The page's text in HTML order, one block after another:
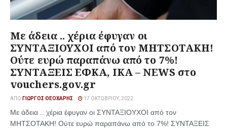
Με άδεια .. χέρια έφυγαν οι
ΣΥΝΤΑΞΙΟΥΧΟΙ από τον ΜΗΤΣΟΤΑΚΗ!
Ούτε ευρώ παραπάνω από το 7%!
ΣΥΝΤΑΞΕΙΣ ΕΦΚΑ, ΙΚΑ – NEWS στο
vouchers.gov.gr
ΑΠΌ ΓΙΏΡΓΟΣ ΘΕΟΧΆΡΗΣ 17 ΟΚΤΩΒΡΊΟΥ, 2022
Με άδεια .. χέρια έφυγαν οι ΣΥΝΤΑΞΙΟΥΧΟΙ από τον
ΜΗΤΣΟΤΑΚΗ! Ούτε ευρώ παραπάνω από το 7%! ΣΥΝΤΑΞΕΙΣ